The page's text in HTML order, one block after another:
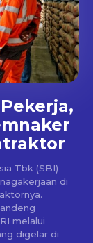
Tbk (SBI)
di
melalui
digelar di